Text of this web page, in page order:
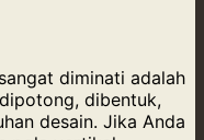
diminati adalah
dibentuk,
desain. Jika Anda